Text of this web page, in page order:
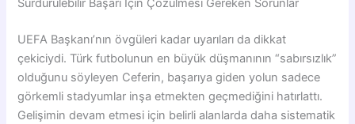
Sürdürülebilir Başarı İçin Çözülmesi Gereken Sorunlar
UEFA Başkanı’nın övgüleri kadar uyarıları da dikkat
çekiciydi. Türk futbolunun en büyük düşmanının “sabırsızlık”
olduğunu söyleyen Ceferin, başarıya giden yolun sadece
görkemli stadyumlar inşa etmekten geçmediğini hatırlattı.
Gelişimin devam etmesi için belirli alanlarda daha sistematik